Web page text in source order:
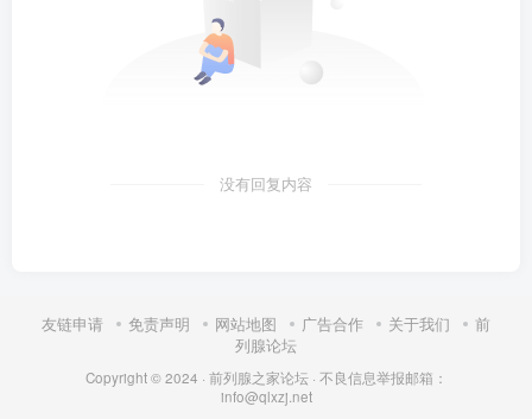
没有回复内容
友链申请 免责声明 网站地图 广告合作 关于我们
前
列腺论坛
Copyright © 2024 · 前列腺之家论坛· 不良信息举报邮箱：
info@qlxzj.net